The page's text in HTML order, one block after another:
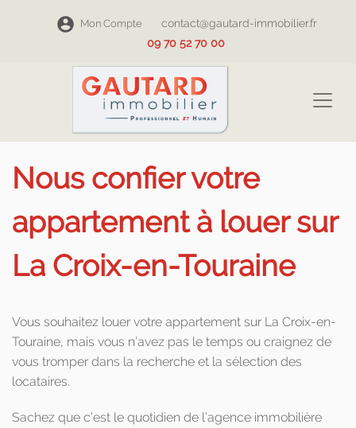
Mon Compte
contact@gautard-immobilier.fr
09 70 52 70 00
Nous confier votre
appartement à louer sur
La Croix-en-Touraine
Vous souhaitez louer votre appartement sur La Croix-en-
Touraine, mais vous n’avez pas le temps ou craignez de
vous tromper dans la recherche et la sélection des
locataires.
Sachez que c’est le quotidien de l’agence immobilière